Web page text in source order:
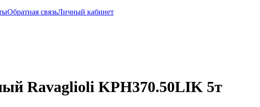
Обратная связьЛичный кабинет
Ravaglioli KPH370.50LIK 5т